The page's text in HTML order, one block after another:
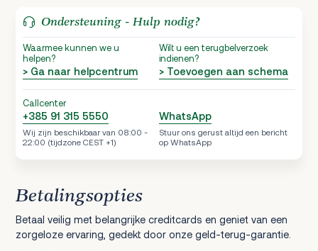
Ondersteuning - Hulp nodig?
Waarmee kunnen we u
helpen?
> Ga naar helpcentrum
Wilt u een terugbelverzoek
indienen?
> Toevoegen aan schema
Callcenter
+385 91 315 5550
Wij zijn beschikbaar van 08:00 -
22:00 (tijdzone CEST +1)
WhatsApp
Stuur ons gerust altijd een bericht
op WhatsApp
Betalingsopties
Betaal veilig met belangrijke creditcards en geniet van een
zorgeloze ervaring, gedekt door onze geld-terug-garantie.